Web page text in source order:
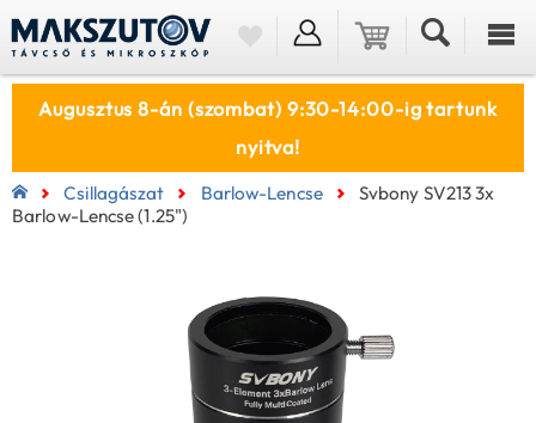
Augusztus 8-án (szombat) 9:30-14:00-ig tartunk
nyitva!
Csillagászat Barlow-Lencse
Svbony SV213 3x
Barlow-Lencse (1.25")